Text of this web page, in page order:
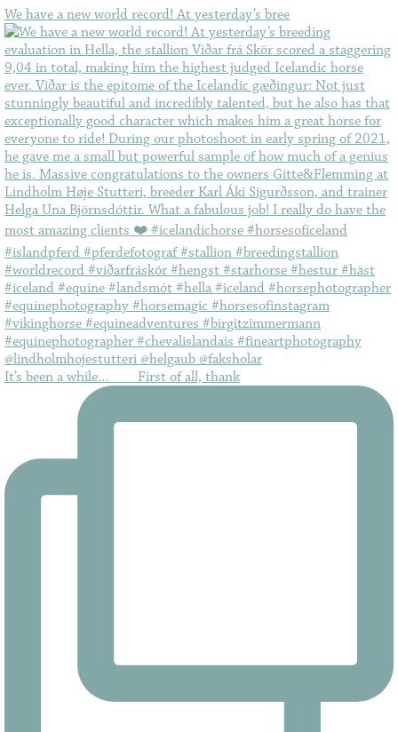
We have a new world record! At yesterday’s bree
It’s been a while…⠀ ⠀ First of all, thank